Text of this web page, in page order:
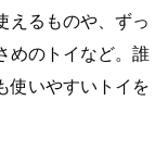
えるものや、ずっ
めのトイなど。誰
使いやすいトイを